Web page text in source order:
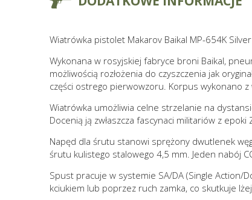
Wiatrówka pistolet Makarov Baikal MP-654K
Wykonana w rosyjskiej fabryce broni Baikal,
możliwością rozłożenia do czyszczenia jak
części ostrego pierwowzoru. Korpus wykonano
Wiatrówka umożliwia celne strzelanie na
Docenią ją zwłaszcza fascynaci militariów z
Napęd dla śrutu stanowi sprężony dwutlenek
śrutu kulistego stalowego 4,5 mm. Jeden nabój
Spust pracuje w systemie SA/DA (Single Action/
kciukiem lub poprzez ruch zamka, co skutkuje